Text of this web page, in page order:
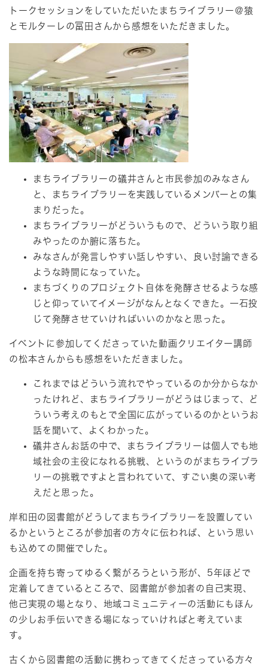
トークセッションをしていただいたまちライブラリー＠猿
とモルターレの冨田さんから感想をいただきました。
まちライブラリーの礒井さんと市民参加のみなさん
と、まちライブラリーを実践しているメンバーとの集
まりだった。
まちライブラリーがどういうもので、どういう取り組
みやったのか腑に落ちた。
みなさんが発言しやすい話しやすい、良い討論できる
ような時間になっていた。
まちづくりのプロジェクト自体を発酵させるような感
じと仰っていてイメージがなんとなくできた。一石投
じて発酵させていければいいのかなと思った。
イベントに参加してくださっていた動画クリエイター講師
の松本さんからも感想をいただきました。
これまではどういう流れでやっているのか分からなか
ったけれど、まちライブラリーがどうはじまって、ど
ういう考えのもとで全国に広がっているのかというお
話を聞いて、よくわかった。
礒井さんお話の中で、まちライブラリーは個人でも地
域社会の主役になれる挑戦、というのがまちライブラ
リーの挑戦ですよと言われていて、すごい奥の深い考
えだと思った。
岸和田の図書館がどうしてまちライブラリーを設置してい
るかというところが参加者の方々に伝われば、という思い
も込めての開催でした。
企画を持ち寄ってゆるく繋がろうという形が、5年ほどで
定着してきているところで、図書館が参加者の自己実現、
他己実現の場となり、地域コミュニティーの活動にもほん
の少しお手伝いできる場になっていければと考えていま
す。
古くから図書館の活動に携わってきてくださっている方々